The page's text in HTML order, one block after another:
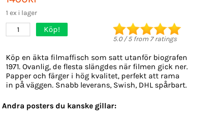
1 ex i lager
1 Köp!
5.0/5from 7ratings
Köp en äkta filmaffisch som satt utanför biografen
1971. Ovanlig, de flesta slängdes när filmen gick ner.
Papper och färger i hög kvalitet, perfekt att rama
in på väggen. Snabb leverans, Swish, DHL spårbart.
Andra posters du kanske gillar: